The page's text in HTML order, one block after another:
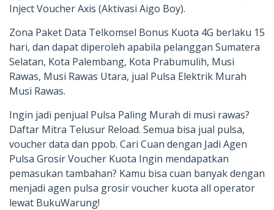
Inject Voucher Axis (Aktivasi Aigo Boy).
Zona Paket Data Telkomsel Bonus Kuota 4G berlaku 15
hari, dan dapat diperoleh apabila pelanggan Sumatera
Selatan, Kota Palembang, Kota Prabumulih, Musi
Rawas, Musi Rawas Utara, jual Pulsa Elektrik Murah
Musi Rawas.
Ingin jadi penjual Pulsa Paling Murah di musi rawas?
Daftar Mitra Telusur Reload. Semua bisa jual pulsa,
voucher data dan ppob. Cari Cuan dengan Jadi Agen
Pulsa Grosir Voucher Kuota Ingin mendapatkan
pemasukan tambahan? Kamu bisa cuan banyak dengan
menjadi agen pulsa grosir voucher kuota all operator
lewat BukuWarung!